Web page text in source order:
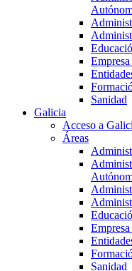
Sanidad
Galicia
Acceso a
Áreas
Sanidad